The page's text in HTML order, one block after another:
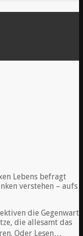
Lebens befragt
verstehen – aufs
die Gegenwart
die allesamt das
Oder Lesen…